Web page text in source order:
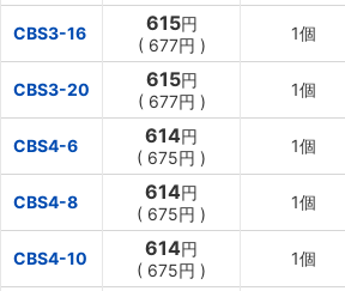
CBS3-16 615円
( 677円 )
1個
CBS3-20 615円
( 677円 )
1個
CBS4-6 614円
( 675円 )
1個
CBS4-8 614円
( 675円 )
1個
CBS4-10 614円
( 675円 )
1個